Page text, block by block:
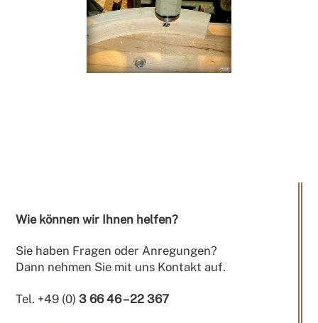
Wie können wir Ihnen helfen?
Sie haben Fragen oder Anregungen?
Dann nehmen Sie mit uns Kontakt auf.
Tel. +49 (0)3 66 46 – 22 367